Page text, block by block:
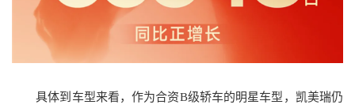
具体到车型来看，作为合资B级轿车的明星车型，凯美瑞仍